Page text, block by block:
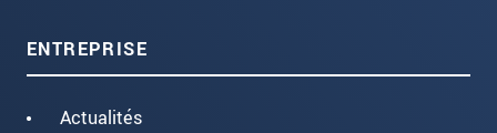
ENTREPRISE
Actualités